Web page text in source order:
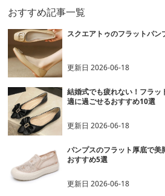
おすすめ記事一覧
スクエアトゥのフラットパン
更新日2026-06-18
結婚式でも疲れない！フラ
適に過ごせるおすすめ10選
更新日2026-06-18
パンプスのフラット厚底で
おすすめ5選
更新日2026-06-18